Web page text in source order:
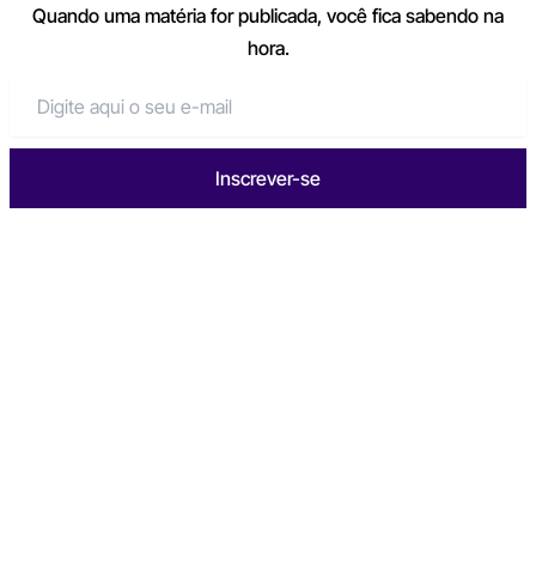
Quando uma matéria for publicada, você fica sabendo na
hora.
Inscrever-se